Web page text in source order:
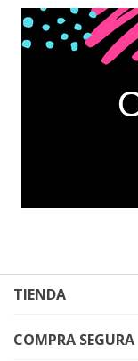
TIENDA
COMPRA SEGURA